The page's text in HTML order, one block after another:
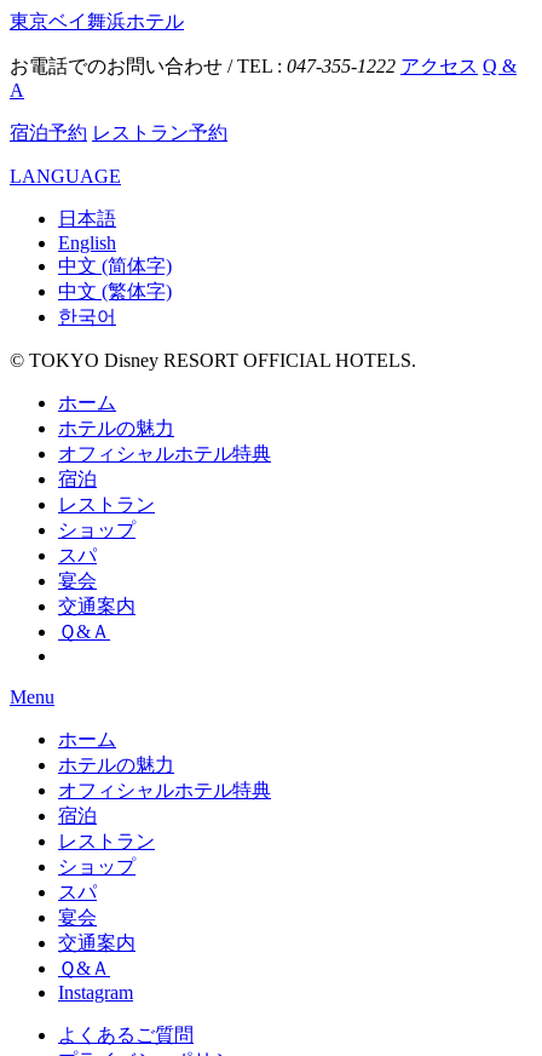
東京ベイ舞浜ホテル
お電話でのお問い合わせ / TEL : 047-355-1222 アクセス Q &
A
宿泊予約 レストラン予約
LANGUAGE
日本語
English
中文 (简体字)
中文 (繁体字)
한국어
© TOKYO Disney RESORT OFFICIAL HOTELS.
ホーム
ホテルの魅力
オフィシャルホテル特典
宿泊
レストラン
ショップ
スパ
宴会
交通案内
Ｑ&Ａ
Menu
ホーム
ホテルの魅力
オフィシャルホテル特典
宿泊
レストラン
ショップ
スパ
宴会
交通案内
Ｑ&Ａ
Instagram
よくあるご質問